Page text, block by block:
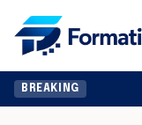
BREAKING